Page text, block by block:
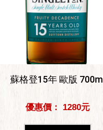
蘇格登15年 歐版 700ml
優惠價： 1280元